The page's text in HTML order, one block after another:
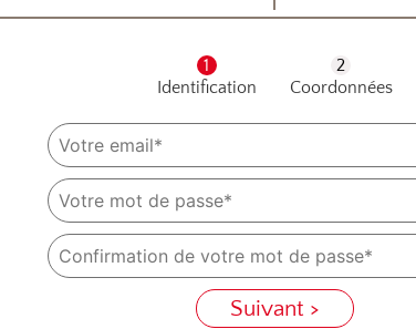
Identification Coordonnées
Suivant >